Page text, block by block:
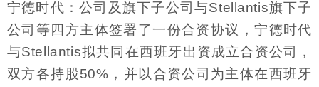
宁德时代：公司及旗下子公司与Stellantis旗下子
公司等四方主体签署了一份合资协议，宁德时代
与Stellantis拟共同在西班牙出资成立合资公司，
双方各持股50%，并以合资公司为主体在西班牙